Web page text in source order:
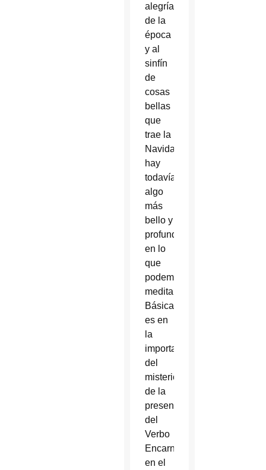
alegría
de la
época
y al
sinfín
de
cosas
bellas
que
trae la
Navidad,
hay
todavía
algo
más
bello y
profundo
en lo
que
podemos
meditar.
Básicamente
es en
la
importancia
del
misterio
de la
presencia
del
Verbo
Encarnado
en el